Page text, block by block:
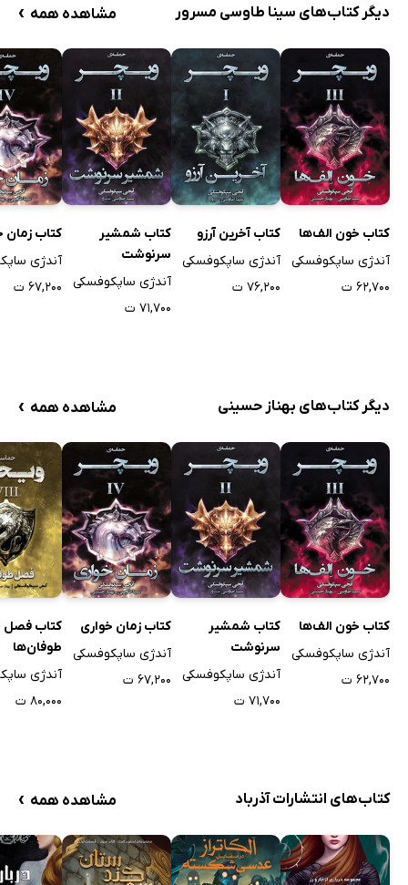
دیگر کتاب‌های سینا طاوسی مسرور مشاهده همه ›
کتاب خون الف‌ها
آندژی ساپکوفسکی
۶۲,۷۰۰ ت
کتاب آخرین آرزو
آندژی ساپکوفسکی
۷۶,۲۰۰ ت
کتاب شمشیر
سرنوشت
آندژی ساپکوفسکی
۷۱,۷۰۰ ت
کتاب زمان
آندژی
۶۷,۲۰۰ ت
دیگر کتاب‌های بهناز حسینی مشاهده همه ›
کتاب خون الف‌ها
آندژی ساپکوفسکی
۶۲,۷۰۰ ت
کتاب شمشیر
سرنوشت
آندژی ساپکوفسکی
۷۱,۷۰۰ ت
کتاب زمان خواری
آندژی ساپکوفسکی
۶۷,۲۰۰ ت
کتاب فصل
طوفان‌ها
آندژی
۸۰,۰۰۰ ت
کتاب‌های انتشارات آذرباد مشاهده همه ›